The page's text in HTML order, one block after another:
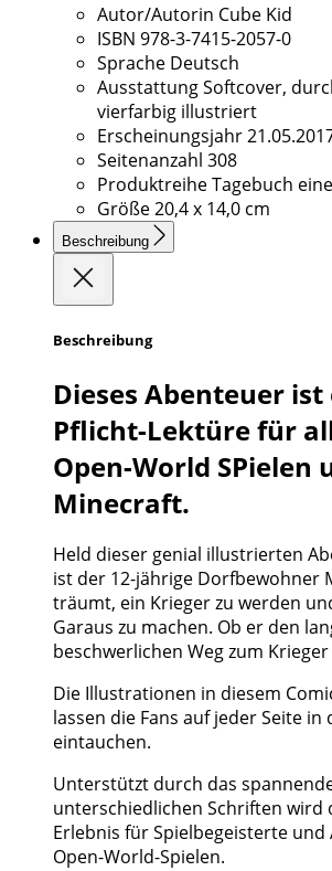
Autor/Autorin Cube Kid
ISBN 978-3-7415-2057-0
Sprache Deutsch
AusstattungSoftcover,
vierfarbig illustriert
Erscheinungsjahr
Seitenanzahl 308
ProduktreiheTagebuch
Größe20,4 x 14,0 cm
Beschreibung
Beschreibung
Dieses Abenteuer ist
Pflicht-Lektüre für
Open-World SPielen
Minecraft.
Held dieser genial illustrierten
ist der 12-jährige Dorfbewohner
träumt, ein Krieger zu werden
Garaus zu machen. Ob er den
beschwerlichen Weg zum
Die Illustrationen in diesem
lassen die Fans auf jeder Seite in
eintauchen.
Unterstützt durch das
unterschiedlichen Schriften wird
Erlebnis für Spielbegeisterte und
Open-World-Spielen.